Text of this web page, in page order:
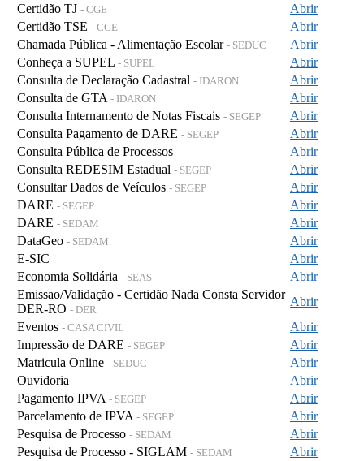
Certidão TJ - CGE
Abrir
Certidão TSE - CGE
Abrir
Chamada Pública - Alimentação Escolar - SEDUC
Abrir
Conheça a SUPEL - SUPEL
Abrir
Consulta de Declaração Cadastral - IDARON
Abrir
Consulta de GTA - IDARON
Abrir
Consulta Internamento de Notas Fiscais - SEGEP
Abrir
Consulta Pagamento de DARE - SEGEP
Abrir
Consulta Pública de Processos
Abrir
Consulta REDESIM Estadual - SEGEP
Abrir
Consultar Dados de Veículos - SEGEP
Abrir
DARE - SEGEP
Abrir
DARE - SEDAM
Abrir
DataGeo - SEDAM
Abrir
E-SIC
Abrir
Economia Solidária - SEAS
Abrir
Emissao/Validação - Certidão Nada Consta Servidor
DER-RO - DER
Abrir
Eventos - CASA CIVIL
Abrir
Impressão de DARE - SEGEP
Abrir
Matricula Online - SEDUC
Abrir
Ouvidoria
Abrir
Pagamento IPVA - SEGEP
Abrir
Parcelamento de IPVA - SEGEP
Abrir
Pesquisa de Processo - SEDAM
Abrir
Pesquisa de Processo - SIGLAM - SEDAM
Abrir